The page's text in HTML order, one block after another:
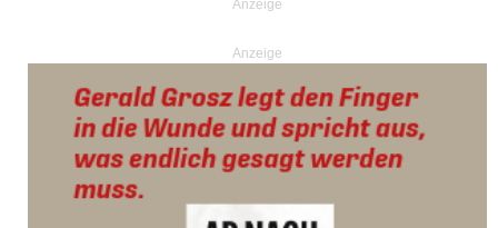
Anzeige